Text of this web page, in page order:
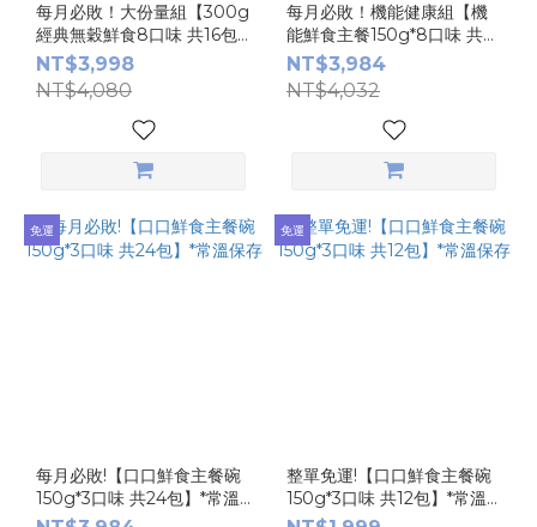
每月必敗！大份量組【300g
經典無穀鮮食8口味 共16包
組合】
NT$3,998
NT$4,080
每月必敗！機能健康組【機
能鮮食主餐150g*8口味 共
24包】 *雪香魚原料缺貨,目
前更改成豬肉口味
NT$3,984
NT$4,032
免運
每月必敗!【口口鮮食主餐碗
150g*3口味 共24包】*常溫
保存
免運
整單免運!【口口鮮食主餐碗
150g*3口味 共12包】*常溫
保存